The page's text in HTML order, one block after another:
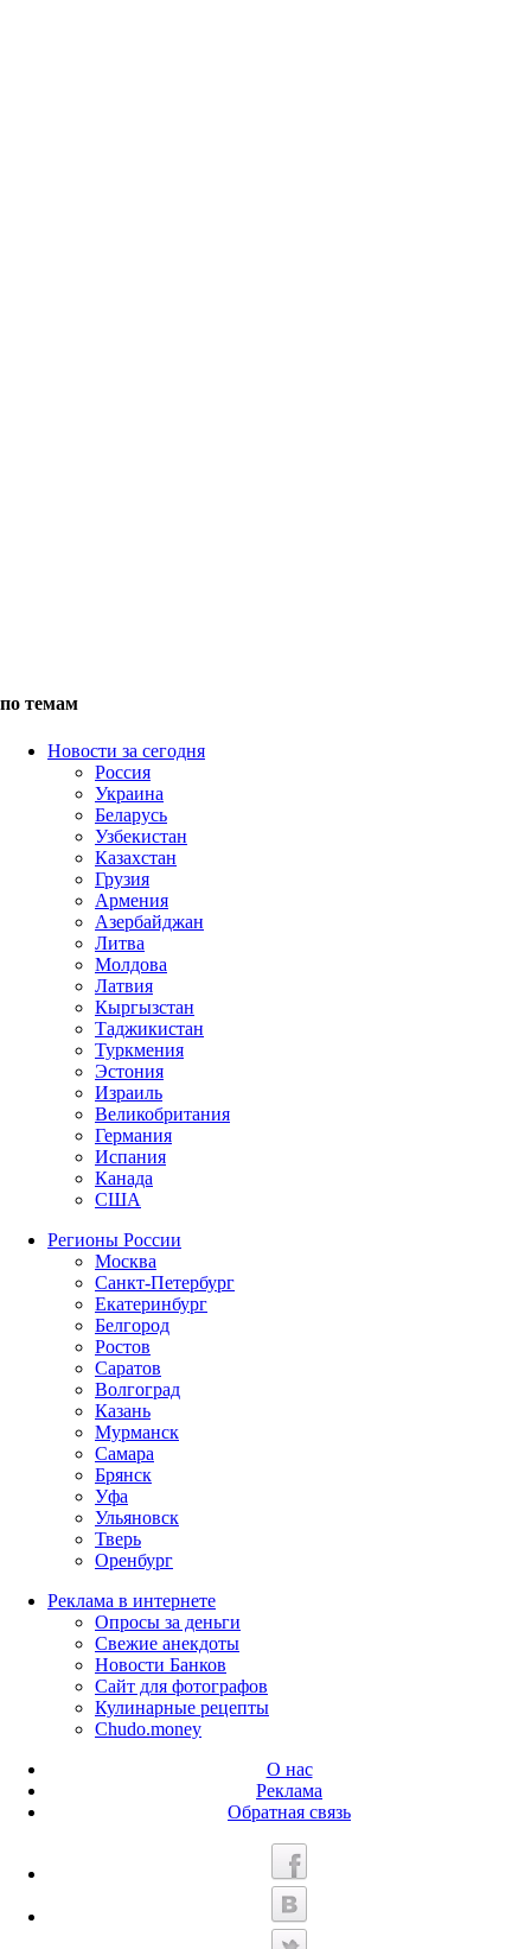
по темам
Новости за сегодня
Россия
Украина
Беларусь
Узбекистан
Казахстан
Грузия
Армения
Азербайджан
Литва
Молдова
Латвия
Кыргызстан
Таджикистан
Туркмения
Эстония
Израиль
Великобритания
Германия
Испания
Канада
США
Регионы России
Москва
Санкт-Петербург
Екатеринбург
Белгород
Ростов
Саратов
Волгоград
Казань
Мурманск
Самара
Брянск
Уфа
Ульяновск
Тверь
Оренбург
Реклама в интернете
Опросы за деньги
Свежие анекдоты
Новости Банков
Сайт для фотографов
Кулинарные рецепты
Chudo.money
О нас
Реклама
Обратная связь